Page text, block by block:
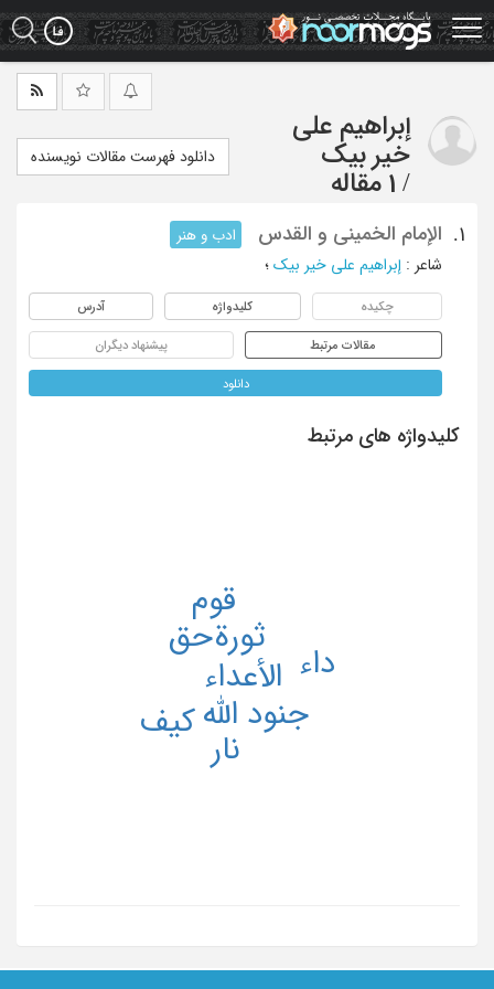
Skip
to
main
إبراهیم علی
خیر بیک
/ 1 مقاله
دانلود فهرست مقالات نویسنده
1. الإمام الخمینی و القدس
ادب و هنر
شاعر : إبراهیم علی خیر بیک ؛
چکیده کلیدواژه آدرس
مقالات مرتبط پیشنهاد دیگران
دانلود
کلیدواژه های مرتبط
الأعداء
ثورة
جنود الله
حق
داء
قوم
نار
کیف